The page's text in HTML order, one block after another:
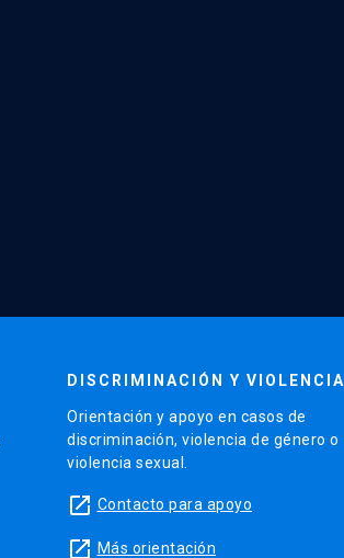
DISCRIMINACIÓN Y VIOLENCIA
Orientación y apoyo en casos de
discriminación, violencia de género o
violencia sexual.
launch Contacto para apoyo
launch Más orientación